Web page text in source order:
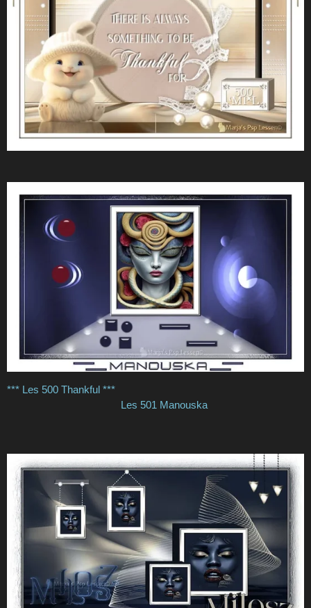
*** Les 500 Thankful ***
Les 501 Manouska